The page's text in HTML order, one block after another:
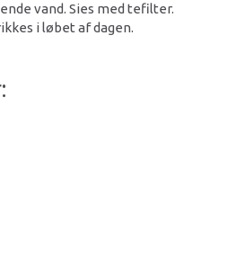
vand. Sies med tefilter.
i løbet af dagen.